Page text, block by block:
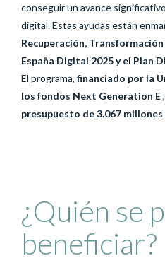
conseguir un avance
digital. Estas ayudas están
Recuperación,
España Digital 2025 y el Plan
El programa, financiado por la
los fondos Next Generation E
presupuesto de 3.067 millones
¿Quién se
beneficiar?